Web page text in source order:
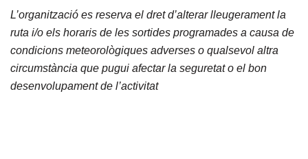
L’organització es reserva el dret d’alterar lleugerament la
ruta i/o els horaris de les sortides programades a causa de
condicions meteorològiques adverses o qualsevol altra
circumstància que pugui afectar la seguretat o el bon
desenvolupament de l’activitat